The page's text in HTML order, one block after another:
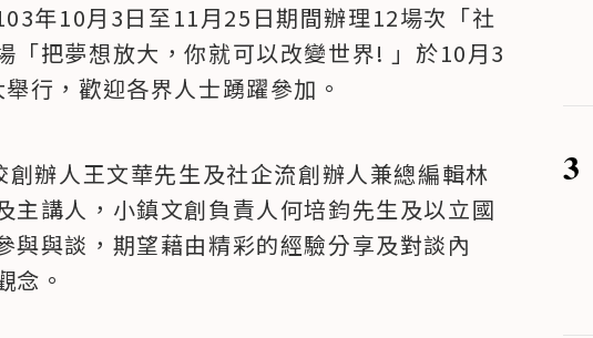
年10月3日至11月25日期間辦理12場次「社
「把夢想放大，你就可以改變世界! 」於10月3
行，歡迎各界人士踴躍參加。
辦人王文華先生及社企流創辦人兼總編輯林
主講人，小鎮文創負責人何培鈞先生及以立國
與與談，期望藉由精彩的經驗分享及對談內
念。
3